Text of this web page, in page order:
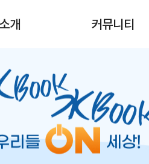
개 커뮤니티